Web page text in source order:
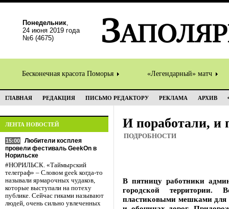
Понедельник,
24 июня 2019 года
№6 (4675)
Бесконечная красота Поморья «Легендарный» матч
ГЛАВНАЯ РЕДАКЦИЯ ПИСЬМО РЕДАКТОРУ РЕКЛАМА АРХИВ
ЛЕНТА НОВОСТЕЙ
15:00
Любители косплея
провели фестиваль GeekOn в
Норильске
#НОРИЛЬСК. «Таймырский
телеграф» – Словом geek когда-то
называли ярмарочных чудаков,
которые выступали на потеху
публике. Сейчас гиками называют
людей, очень сильно увлеченных
И поработали, и
ПОДРОБНОСТИ
В пятницу работники
городской территории.
пластиковыми мешками для